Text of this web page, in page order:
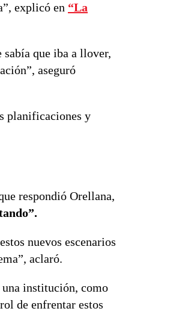
explicó en “La
sabía que iba a llover,
aseguró
planificaciones y
respondió Orellana,
nuevos escenarios
aclaró.
una institución, como
de enfrentar estos